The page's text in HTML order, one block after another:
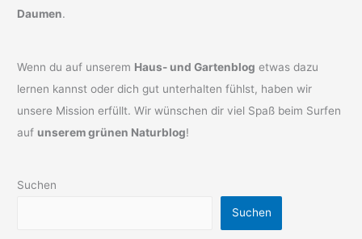
Daumen.
Wenn du auf unserem Haus- und Gartenblog etwas dazu
lernen kannst oder dich gut unterhalten fühlst, haben wir
unsere Mission erfüllt. Wir wünschen dir viel Spaß beim Surfen
auf unserem grünen Naturblog!
Suchen
Suchen